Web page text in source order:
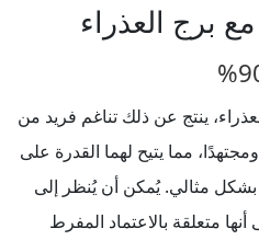
برج العذراء
ينتج عن ذلك تناغم فريد من
مما يتيح لهما القدرة على
مثالي. يُمكن أن يُنظر إلى
أنها متعلقة بالاعتماد المفرط